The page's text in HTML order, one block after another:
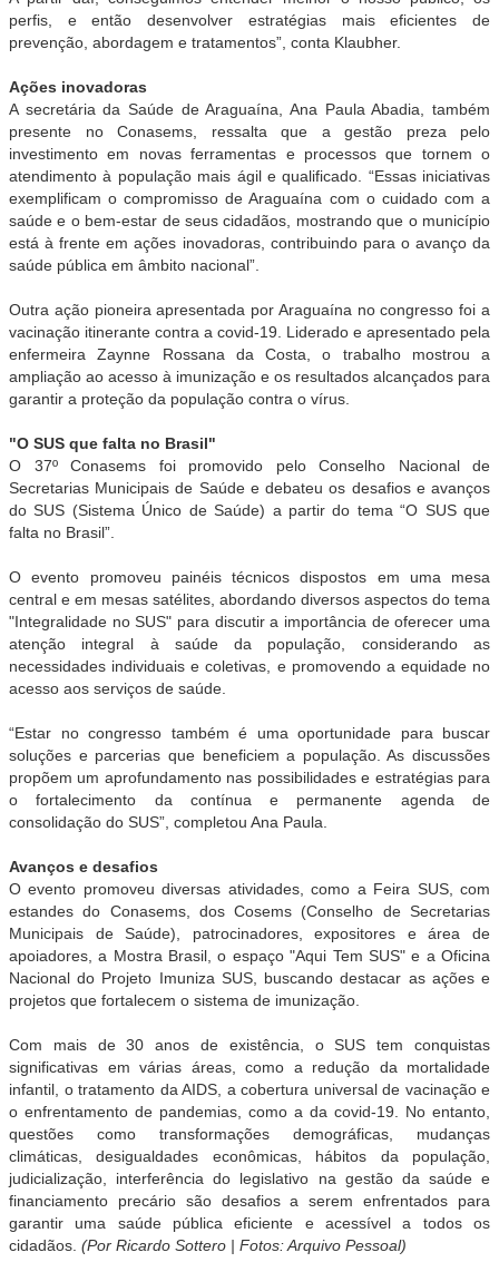
perfis, e então desenvolver estratégias mais eficientes de
prevenção, abordagem e tratamentos”, conta Klaubher.
Ações inovadoras
A secretária da Saúde de Araguaína, Ana Paula Abadia, também
presente no Conasems, ressalta que a gestão preza pelo
investimento em novas ferramentas e processos que tornem o
atendimento à população mais ágil e qualificado. “Essas iniciativas
exemplificam o compromisso de Araguaína com o cuidado com a
saúde e o bem-estar de seus cidadãos, mostrando que o município
está à frente em ações inovadoras, contribuindo para o avanço da
saúde pública em âmbito nacional”.
Outra ação pioneira apresentada por Araguaína no congresso foi a
vacinação itinerante contra a covid-19. Liderado e apresentado pela
enfermeira Zaynne Rossana da Costa, o trabalho mostrou a
ampliação ao acesso à imunização e os resultados alcançados para
garantir a proteção da população contra o vírus.
"O SUS que falta no Brasil"
O 37º Conasems foi promovido pelo Conselho Nacional de
Secretarias Municipais de Saúde e debateu os desafios e avanços
do SUS (Sistema Único de Saúde) a partir do tema “O SUS que
falta no Brasil”.
O evento promoveu painéis técnicos dispostos em uma mesa
central e em mesas satélites, abordando diversos aspectos do tema
"Integralidade no SUS" para discutir a importância de oferecer uma
atenção integral à saúde da população, considerando as
necessidades individuais e coletivas, e promovendo a equidade no
acesso aos serviços de saúde.
“Estar no congresso também é uma oportunidade para buscar
soluções e parcerias que beneficiem a população. As discussões
propõem um aprofundamento nas possibilidades e estratégias para
o fortalecimento da contínua e permanente agenda de
consolidação do SUS”, completou Ana Paula.
Avanços e desafios
O evento promoveu diversas atividades, como a Feira SUS, com
estandes do Conasems, dos Cosems (Conselho de Secretarias
Municipais de Saúde), patrocinadores, expositores e área de
apoiadores, a Mostra Brasil, o espaço "Aqui Tem SUS" e a Oficina
Nacional do Projeto Imuniza SUS, buscando destacar as ações e
projetos que fortalecem o sistema de imunização.
Com mais de 30 anos de existência, o SUS tem conquistas
significativas em várias áreas, como a redução da mortalidade
infantil, o tratamento da AIDS, a cobertura universal de vacinação e
o enfrentamento de pandemias, como a da covid-19. No entanto,
questões como transformações demográficas, mudanças
climáticas, desigualdades econômicas, hábitos da população,
judicialização, interferência do legislativo na gestão da saúde e
financiamento precário são desafios a serem enfrentados para
garantir uma saúde pública eficiente e acessível a todos os
cidadãos. (Por Ricardo Sottero | Fotos: Arquivo Pessoal)